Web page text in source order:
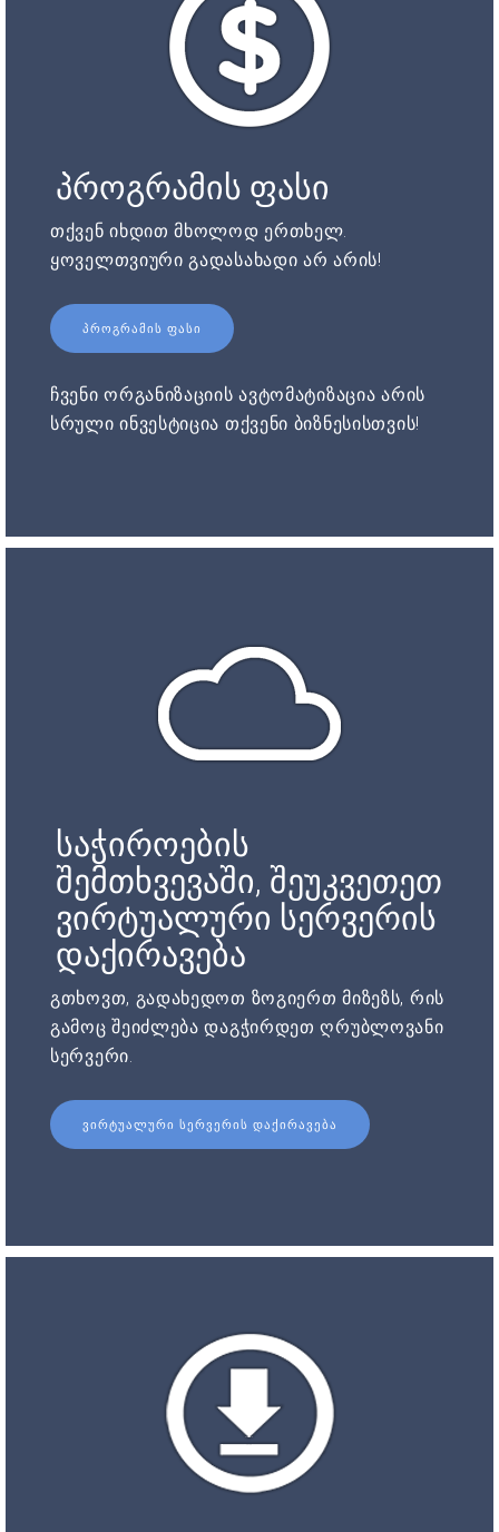
პროგრამის ფასი
თქვენ იხდით მხოლოდ ერთხელ.
ყოველთვიური გადასახადი არ არის!
ᲞᲠᲝᲒᲠᲐᲛᲘᲡ ᲤᲐᲡᲘ
ჩვენი ორგანიზაციის ავტომატიზაცია არის
სრული ინვესტიცია თქვენი ბიზნესისთვის!
საჭიროების
შემთხვევაში, შეუკვეთეთ
ვირტუალური სერვერის
დაქირავება
გთხოვთ, გადახედოთ ზოგიერთ მიზეზს, რის
გამოც შეიძლება დაგჭირდეთ ღრუბლოვანი
სერვერი.
ᲕᲘᲠᲢᲣᲐᲚᲣᲠᲘ ᲡᲔᲠᲕᲔᲠᲘᲡ ᲓᲐᲥᲘᲠᲐᲕᲔᲑᲐ